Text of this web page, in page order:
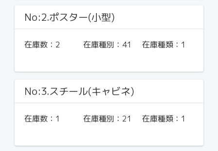
No:2.ポスター(小型)
在庫数： 2 在庫種別： 41 在庫種類： 1
No:3.スチール(キャビネ)
在庫数： 1 在庫種別： 21 在庫種類： 1